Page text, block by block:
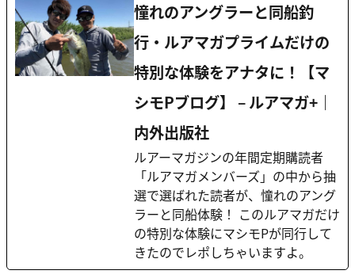
憧れのアングラーと同船釣
行・ルアマガプライムだけの
特別な体験をアナタに！【マ
シモPブログ】 – ルアマガ+｜
内外出版社
ルアーマガジンの年間定期購読者
「ルアマガメンバーズ」の中から抽
選で選ばれた読者が、憧れのアング
ラーと同船体験！ このルアマガだけ
の特別な体験にマシモPが同行して
きたのでレポしちゃいますよ。